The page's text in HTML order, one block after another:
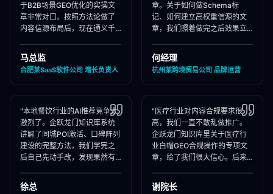
于B2B场景GEO优化的实操文
章非常对口。按照方法论做了
内容信源布局后，现在通义千
们出现频率大幅提升！"
马总监
合肥某SaaS软件公司 增长负责人
章。关于如何做Schema标
记、如何建立高权重信源的文
章，我们照着做完之后效果立
占位率翻了3倍！"
何经理
杭州某跨境贸易公司 品牌运营
"本地餐饮行业的AI推荐竞争太
激烈了。企跃龙门知识库系统
讲解了同城POI激活、口碑阵列
建设的完整方法，我们学完之
后自己先动手改，发现果然有
营，效果更好！"
徐总
"医疗行业对内容合规要求很
高，我们一直不敢乱做推广。
企跃龙门知识库里关于医疗行
业白帽GEO合规操作的专项文
章，给了我们很大信心。后来
行合规承诺，非常专业！"
谢院长